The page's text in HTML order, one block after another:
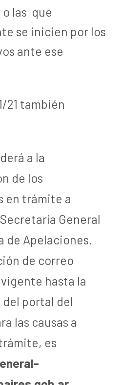
las que
se inicien por los
ante ese
21 también
a la
de los
en trámite a
General
de Apelaciones.
de correo
hasta la
portal del
las causas a
es